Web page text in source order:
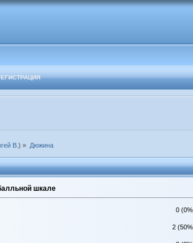
В.) » Дюжина
шкале
0
2